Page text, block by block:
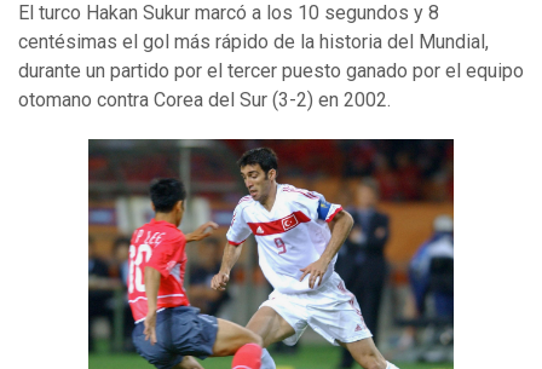
El turco Hakan Sukur marcó a los 10 segundos y 8
centésimas el gol más rápido de la historia del Mundial,
durante un partido por el tercer puesto ganado por el equipo
otomano contra Corea del Sur (3-2) en 2002.